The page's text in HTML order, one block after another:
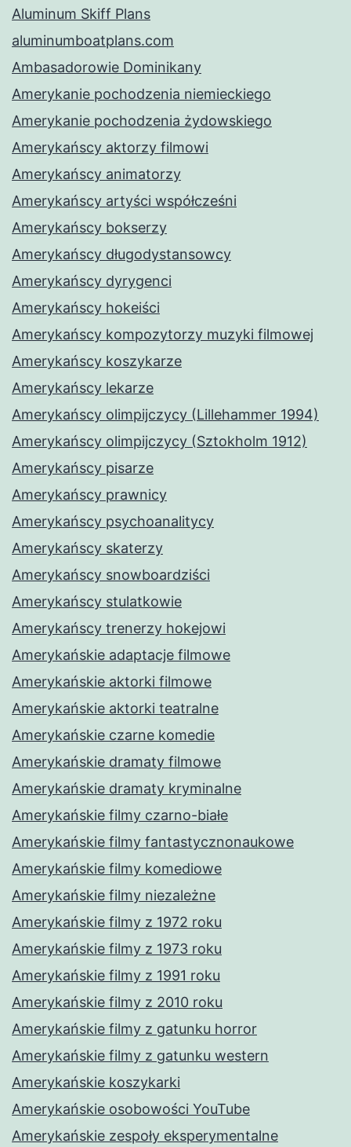
Aluminum Skiff Plans
aluminumboatplans.com
Ambasadorowie Dominikany
Amerykanie pochodzenia niemieckiego
Amerykanie pochodzenia żydowskiego
Amerykańscy aktorzy filmowi
Amerykańscy animatorzy
Amerykańscy artyści współcześni
Amerykańscy bokserzy
Amerykańscy długodystansowcy
Amerykańscy dyrygenci
Amerykańscy hokeiści
Amerykańscy kompozytorzy muzyki filmowej
Amerykańscy koszykarze
Amerykańscy lekarze
Amerykańscy olimpijczycy (Lillehammer 1994)
Amerykańscy olimpijczycy (Sztokholm 1912)
Amerykańscy pisarze
Amerykańscy prawnicy
Amerykańscy psychoanalitycy
Amerykańscy skaterzy
Amerykańscy snowboardziści
Amerykańscy stulatkowie
Amerykańscy trenerzy hokejowi
Amerykańskie adaptacje filmowe
Amerykańskie aktorki filmowe
Amerykańskie aktorki teatralne
Amerykańskie czarne komedie
Amerykańskie dramaty filmowe
Amerykańskie dramaty kryminalne
Amerykańskie filmy czarno-białe
Amerykańskie filmy fantastycznonaukowe
Amerykańskie filmy komediowe
Amerykańskie filmy niezależne
Amerykańskie filmy z 1972 roku
Amerykańskie filmy z 1973 roku
Amerykańskie filmy z 1991 roku
Amerykańskie filmy z 2010 roku
Amerykańskie filmy z gatunku horror
Amerykańskie filmy z gatunku western
Amerykańskie koszykarki
Amerykańskie osobowości YouTube
Amerykańskie zespoły eksperymentalne